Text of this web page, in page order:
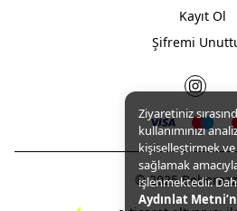
Ziyaretiniz
kullanımınızı
kişiselleştirmek
sağlamak
işlenmektedir.
Aydınlat
Kayıt Ol
Şifremi
© 2025